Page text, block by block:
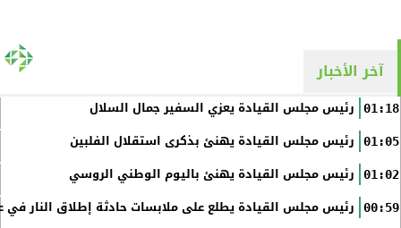
آخر الأخبار
01:18 رئيس مجلس القيادة يعزي السفير جمال السلال
01:05 رئيس مجلس القيادة يهنئ بذكرى استقلال الفلبين
01:02 رئيس مجلس القيادة يهنئ باليوم الوطني الروسي
00:59 رئيس مجلس القيادة يطلع على ملابسات حادثة إطلاق النار في